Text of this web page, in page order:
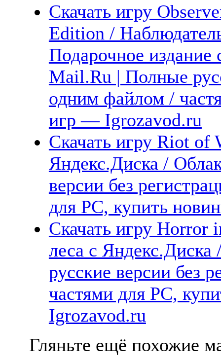
Скачать игру
Edition /
Подарочное
Mail.Ru | Полные
одним файлом /
игр — Igrozavod.ru
Скачать игру Riot
Яндекс.Диска /
версии без
для PC, купить
Скачать игру Horror
леса с
русские версии без
частями для PC,
Igrozavod.ru
Гляньте ещё похожие